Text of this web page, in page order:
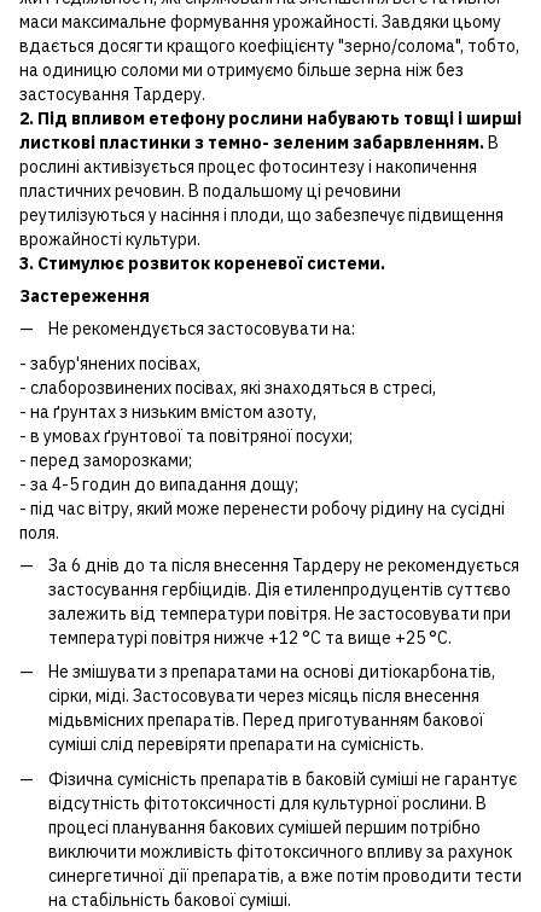
маси максимальне формування урожайності. Завдяки цьому
вдається досягти кращого коефіцієнту "зерно/солома", тобто,
на одиницю соломи ми отримуємо більше зерна ніж без
застосування Тардеру.
2. Під впливом етефону рослини набувають товщі і ширші
листкові пластинки з темно- зеленим забарвленням. В
рослині активізується процес фотосинтезу і накопичення
пластичних речовин. В подальшому ці речовини
реутилізуються у насіння і плоди, що забезпечує підвищення
врожайності культури.
3. Стимулює розвиток кореневої системи.
Застереження
Не рекомендується застосовувати на:
- забур'янених посівах,
- слаборозвинених посівах, які знаходяться в стресі,
- на ґрунтах з низьким вмістом азоту,
- в умовах ґрунтової та повітряної посухи;
- перед заморозками;
- за 4-5 годин до випадання дощу;
- під час вітру, який може перенести робочу рідину на сусідні
поля.
За 6 днів до та після внесення Тардеру не рекомендується
застосування гербіцидів. Дія етиленпродуцентів суттєво
залежить від температури повітря. Не застосовувати при
температурі повітря нижче +12 °С та вище +25 °С.
Не змішувати з препаратами на основі дитіокарбонатів,
сірки, міді. Застосовувати через місяць після внесення
мідьвмісних препаратів. Перед приготуванням бакової
суміші слід перевіряти препарати на сумісність.
Фізична сумісність препаратів в баковій суміші не гарантує
відсутність фітотоксичності для культурної рослини. В
процесі планування бакових сумішей першим потрібно
виключити можливість фітотоксичного впливу за рахунок
синергетичної дії препаратів, а вже потім проводити тести
на стабільність бакової суміші.